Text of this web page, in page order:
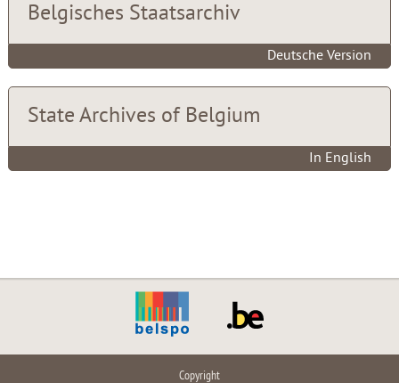
Belgisches Staatsarchiv
Deutsche Version
State Archives of Belgium
In English
Copyright